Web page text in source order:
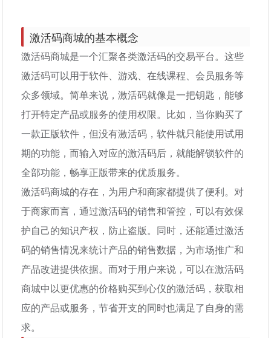
激活码商城的基本概念
激活码商城是一个汇聚各类激活码的交易平台。这些
激活码可以用于软件、游戏、在线课程、会员服务等
众多领域。简单来说，激活码就像是一把钥匙，能够
打开特定产品或服务的使用权限。比如，当你购买了
一款正版软件，但没有激活码，软件就只能使用试用
期的功能，而输入对应的激活码后，就能解锁软件的
全部功能，畅享正版带来的优质服务。
激活码商城的存在，为用户和商家都提供了便利。对
于商家而言，通过激活码的销售和管控，可以有效保
护自己的知识产权，防止盗版。同时，还能通过激活
码的销售情况来统计产品的销售数据，为市场推广和
产品改进提供依据。而对于用户来说，可以在激活码
商城中以更优惠的价格购买到心仪的激活码，获取相
应的产品或服务，节省开支的同时也满足了自身的需
求。